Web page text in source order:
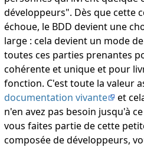
développeurs". Dès que cette
échoue, le BDD devient une
large : cela devient un mode
toutes ces parties prenantes
cohérente et unique et pour
fonction. C'est toute la valeur
documentation vivante
et
n'en avez pas besoin jusqu'à
vous faites partie de cette
composée de développeurs,